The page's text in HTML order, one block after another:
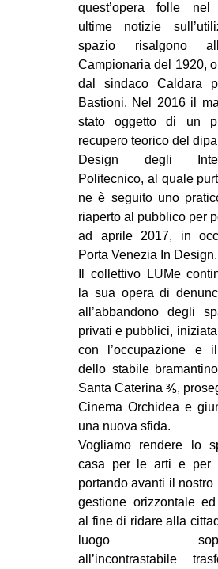
quest’opera folle
ultime notizie
spazio risalgono
Campionaria del 1920,
dal sindaco Caldara
Bastioni. Nel 2016 il
stato oggetto di un
recupero teorico del
Design degli
Politecnico, al quale
ne è seguito uno
riaperto al pubblico per
ad aprile 2017, in
Porta Venezia In Design.
Il collettivo LUMe
la sua opera di
all’abbandono degli
privati e pubblici,
con l’occupazione e
dello stabile
Santa Caterina ⅗,
Cinema Orchidea e
una nuova sfida.
Vogliamo rendere lo
casa per le arti e per
portando avanti il nostro
gestione orizzontale
al fine di ridare alla
luogo
all’incontrastabile